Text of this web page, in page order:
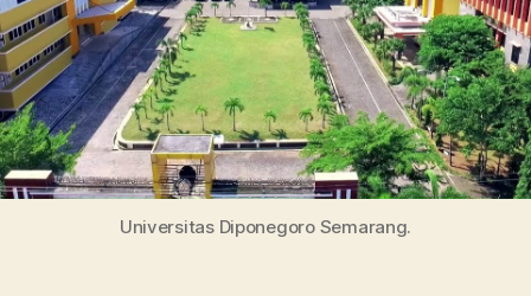
Universitas Diponegoro Semarang.